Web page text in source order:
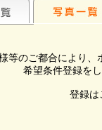
等のご都合により
希望条件登録を
登録